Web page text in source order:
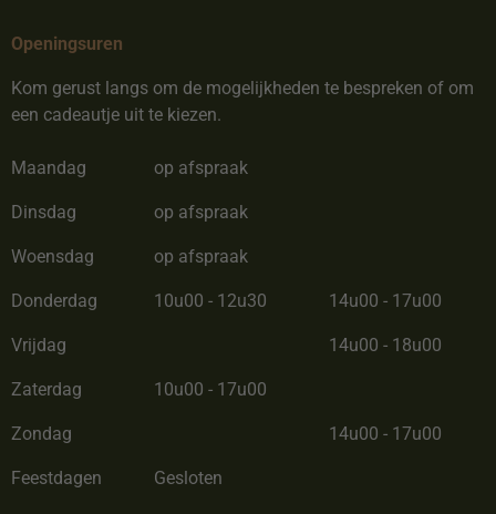
Openingsuren
Kom gerust langs om de mogelijkheden te bespreken of om
een cadeautje uit te kiezen.
Maandag op afspraak
Dinsdag op afspraak
Woensdag op afspraak
Donderdag 10u00 - 12u30 14u00 - 17u00
Vrijdag 14u00 - 18u00
Zaterdag 10u00 - 17u00
Zondag 14u00 - 17u00
Feestdagen Gesloten